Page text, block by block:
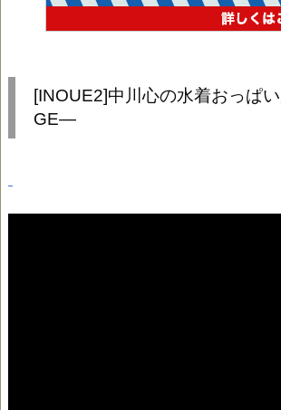
[INOUE2]中川心の水着おっぱ
GE—